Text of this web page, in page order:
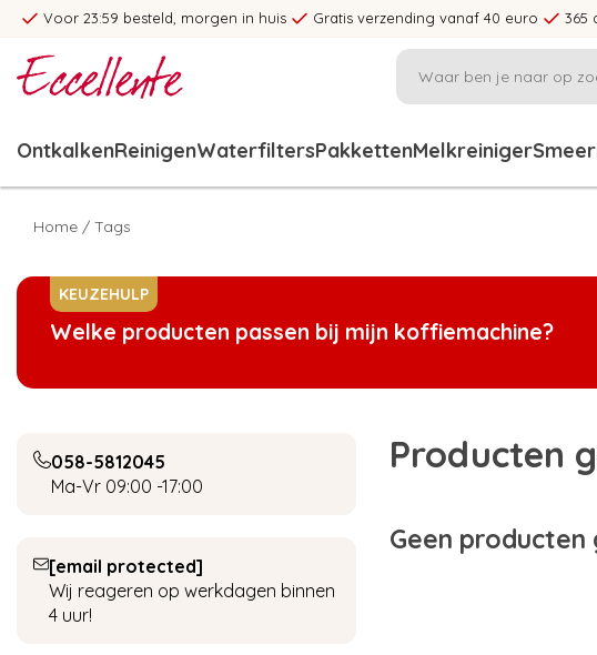
Voor 23:59 besteld, morgen in huis Gratis verzending vanaf 40 euro 365
OntkalkenReinigenWaterfiltersPakkettenMelkreiniger
Home / Tags
KEUZEHULP
Welke producten passen bij mijn koffiemachine?
058-5812045
Ma-Vr 09:00 -17:00
[email protected]
Wij reageren op werkdagen binnen
4 uur!
Producten
Geen producten